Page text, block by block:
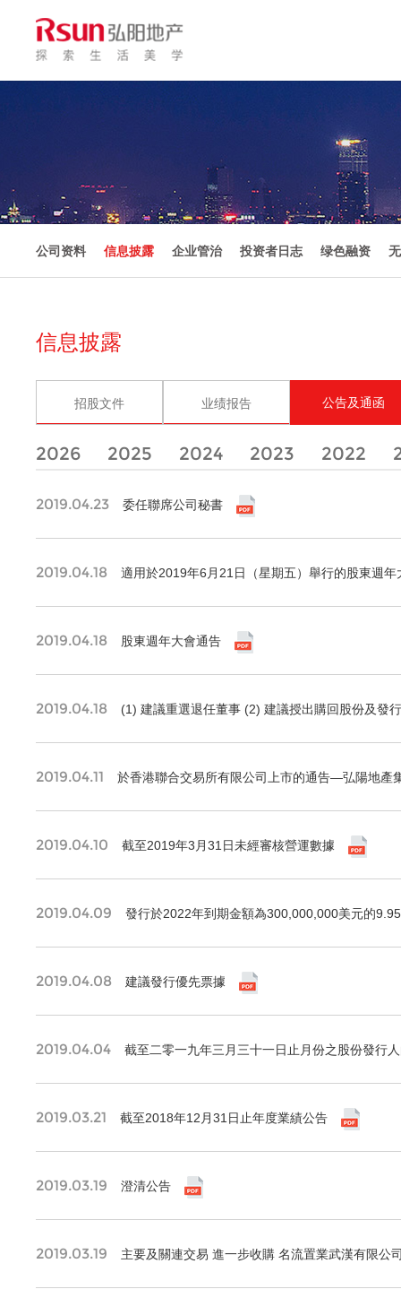
公司资料 信息披露 企业管治 投资者日志 绿色融资
信息披露
招股文件 业绩报告 公告及通函
2026 2025 2024 2023 2022
2019.04.23 委任聯席公司秘書
2019.04.18 適用於2019年6月21日（星期五）舉行的股東週年
2019.04.18 股東週年大會通告
2019.04.18 (1) 建議重選退任董事 (2) 建議授出購回股份及發
2019.04.11 於香港聯合交易所有限公司上市的通告—弘陽地
2019.04.10 截至2019年3月31日未經審核營運數據
2019.04.09 發行於2022年到期金額為300,000,000美元的
2019.04.08 建議發行優先票據
2019.04.04 截至二零一九年三月三十一日止月份之股份發行
2019.03.21 截至2018年12月31日止年度業績公告
2019.03.19 澄清公告
2019.03.19 主要及關連交易 進一步收購 名流置業武漢有限公